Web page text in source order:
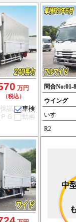
万円
（税込）
保証
車検
ＰＧ
動画
問合No:01-
ウイング
いすゞ
R2
中